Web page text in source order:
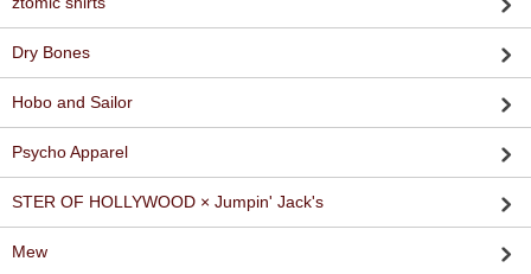
Dry Bones
Hobo and Sailor
Psycho Apparel
STER OF HOLLYWOOD × Jumpin' Jack's
Mew